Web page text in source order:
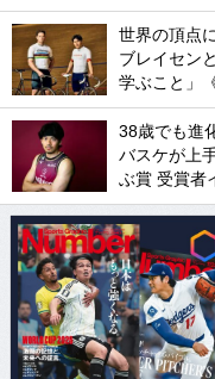
世界の頂点
ブレイセン
学ぶこと」
38歳でも進
バスケが上
ぶ賞 受賞者